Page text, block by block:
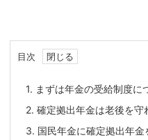
目次
1. まずは年金の受給制度に
2. 確定拠出年金は老後を守
3. 国民年金に確定拠出年